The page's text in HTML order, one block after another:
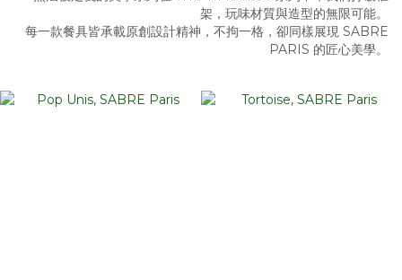
架，玩味材質與造型的無限可能。
每一款餐具皆承載原創設計精神，不拘一格，卻同樣展現 SABRE
PARIS 的匠心美學。